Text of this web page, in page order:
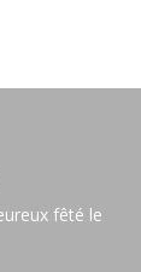
fêté le